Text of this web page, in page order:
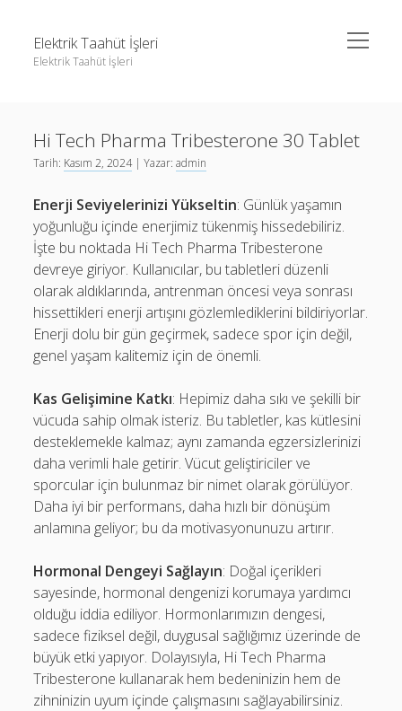
Elektrik Taahüt İşleri
Elektrik Taahüt İşleri
menüyü
aç
Liste
Sayfa Listesi
Tiktok Takipçi Hilesi Şifresiz
Ücretsiz Instagram Bayan Takipçi Hilesi
Liste
Sayfa Listesi
Tiktok Takipçi Hilesi Şifresiz
Ücretsiz Instagram Bayan Takipçi Hilesi
Hi Tech Pharma Tribesterone 30 Tablet
Tarih: Kasım 2, 2024| Yazar:admin
Enerji Seviyelerinizi Yükseltin: Günlük yaşamın
yoğunluğu içinde enerjimiz tükenmiş hissedebiliriz.
İşte bu noktada Hi Tech Pharma Tribesterone
devreye giriyor. Kullanıcılar, bu tabletleri düzenli
olarak aldıklarında, antrenman öncesi veya sonrası
hissettikleri enerji artışını gözlemlediklerini bildiriyorlar.
Enerji dolu bir gün geçirmek, sadece spor için değil,
genel yaşam kalitemiz için de önemli.
Kas Gelişimine Katkı: Hepimiz daha sıkı ve şekilli bir
vücuda sahip olmak isteriz. Bu tabletler, kas kütlesini
desteklemekle kalmaz; aynı zamanda egzersizlerinizi
daha verimli hale getirir. Vücut geliştiriciler ve
sporcular için bulunmaz bir nimet olarak görülüyor.
Daha iyi bir performans, daha hızlı bir dönüşüm
anlamına geliyor; bu da motivasyonunuzu artırır.
Hormonal Dengeyi Sağlayın: Doğal içerikleri
sayesinde, hormonal dengenizi korumaya yardımcı
olduğu iddia ediliyor. Hormonlarımızın dengesi,
sadece fiziksel değil, duygusal sağlığımız üzerinde de
büyük etki yapıyor. Dolayısıyla, Hi Tech Pharma
Tribesterone kullanarak hem bedeninizin hem de
zihninizin uyum içinde çalışmasını sağlayabilirsiniz.